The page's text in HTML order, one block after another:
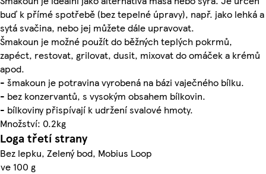
buď k přímé spotřebě (bez tepelné úpravy), např. jako lehká a
sytá svačina, nebo jej můžete dále upravovat.
Šmakoun je možné použít do běžných teplých pokrmů,
zapéct, restovat, grilovat, dusit, mixovat do omáček a krémů
apod.
- šmakoun je potravina vyrobená na bázi vaječného bílku.
- bez konzervantů, s vysokým obsahem bílkovin.
- bílkoviny přispívají k udržení svalové hmoty.
Množství: 0.2kg
Loga třetí strany
Bez lepku, Zelený bod, Mobius Loop
ve 100 g